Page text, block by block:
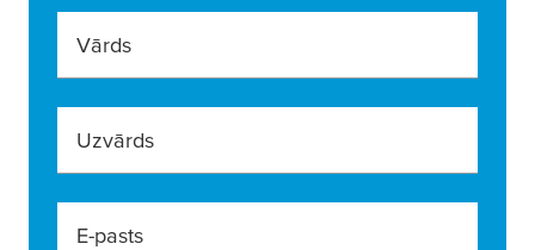
Vārds
Uzvārds
E-pasts